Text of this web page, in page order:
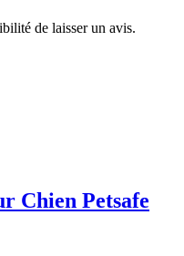
de laisser un avis.
Chien Petsafe